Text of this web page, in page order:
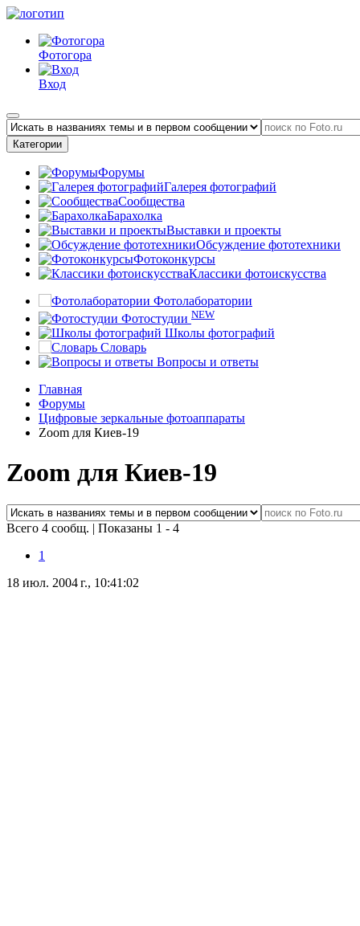
Фотогора
Вход
Категории
Форумы
Галерея фотографий
Сообщества
Барахолка
Выставки и проекты
Обсуждение фототехники
Фотоконкурсы
Классики фотоискусства
Фотолаборатории
Фотостудии NEW
Школы фотографий
Словарь
Вопросы и ответы
Главная
Форумы
Цифровые зеркальные фотоаппараты
Zoom для Киев-19
Zoom для Киев-19
Всего 4 сообщ. | Показаны 1 - 4
1
18 июл. 2004 г., 10:41:02